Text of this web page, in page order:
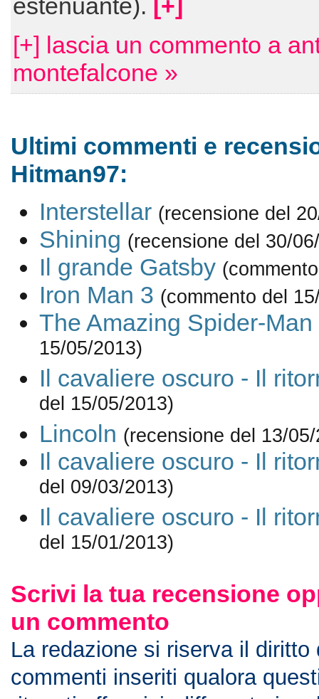
estenuante).
[+]
[+] lascia un commento a
montefalcone »
Ultimi commenti e
Hitman97:
Interstellar (recensione del
Shining (recensione del 30/
Il grande Gatsby
Iron Man 3 (commento del
The Amazing Spider-Man
15/05/2013)
Il cavaliere oscuro - Il
del 15/05/2013)
Lincoln (recensione del 13/
Il cavaliere oscuro - Il
del 09/03/2013)
Il cavaliere oscuro - Il
del 15/01/2013)
Scrivi la tua recensione
un commento
La redazione si riserva il diritto
commenti inseriti qualora